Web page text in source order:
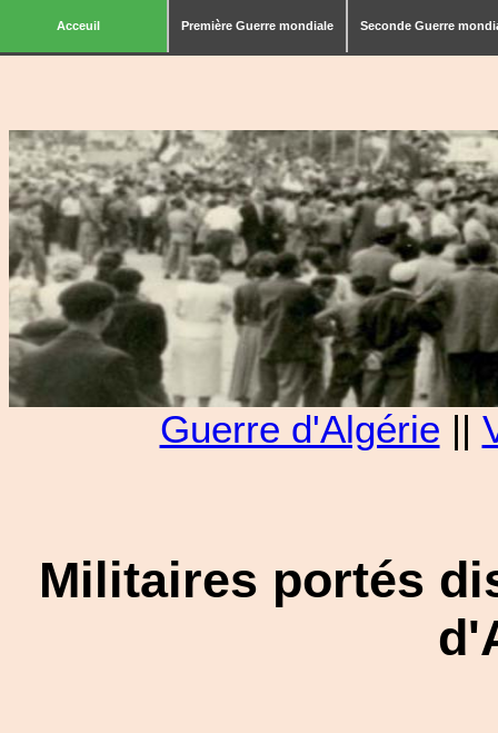
Acceuil Première Guerre mondiale Seconde Guerre
Guerre d'Algérie ||
Militaires portés